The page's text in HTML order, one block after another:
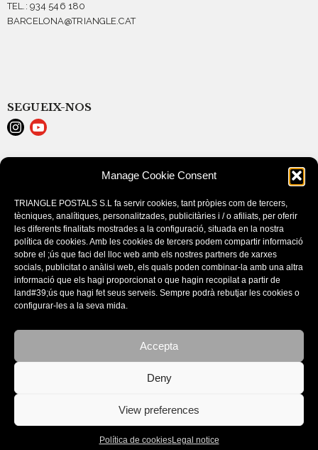
Manage Cookie Consent
TRIANGLE POSTALS S.L fa servir cookies, tant pròpies com de tercers,
tècniques, analítiques, personalitzades, publicitàries i / o afiliats, per oferir
les diferents finalitats mostrades a la configuració, situada en la nostra
política de cookies. Amb les cookies de tercers podem compartir informació
sobre el ;ús que faci del lloc web amb els nostres partners de xarxes
socials, publicitat o anàlisi web, els quals poden combinar-la amb una altra
informació que els hagi proporcionat o que hagin recopilat a partir de
land#39;ús que hagi fet seus serveis. Sempre podrà rebutjar les cookies o
configurar-les a la seva mida.
Accepta
Deny
View preferences
Política de cookiesLegal notice
TEL.: 934 546 180
BARCELONA@TRIANGLE.CAT
SEGUEIX-NOS
POLÍTICA DE COOKIES (EU)
CONDITIONS D’ACHAT
CATALOGUES
© Copyright - Triangle Postals S.L. 2020 - design by:BORGEN STUDIO
nuestro uso de cookies.
Aceptar la configuración
Configuración general